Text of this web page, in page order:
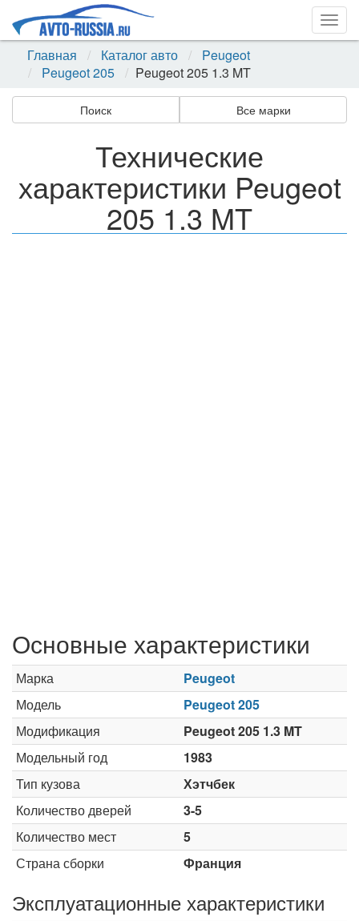
Главная
Каталог авто
Peugeot
Peugeot 205
Peugeot 205 1.3 MT
Поиск Все марки
Технические
характеристики Peugeot
205 1.3 MT
Основные характеристики
Марка
Peugeot
Модель
Peugeot 205
Модификация
Peugeot 205 1.3 MT
Модельный год
1983
Тип кузова
Хэтчбек
Количество дверей
3-5
Количество мест
5
Страна сборки
Франция
Эксплуатационные характеристики